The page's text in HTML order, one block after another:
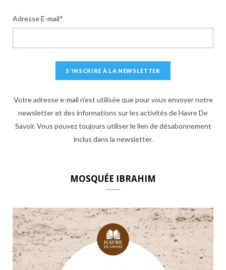
Adresse E-mail*
Votre adresse e-mail n'est utilisée que pour vous envoyer notre
newsletter et des informations sur les activités de Havre De
Savoir. Vous pouvez toujours utiliser le lien de désabonnement
inclus dans la newsletter.
MOSQUÉE IBRAHIM